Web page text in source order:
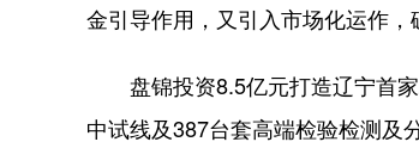
金引导作用，又引入市场化运作，
盘锦投资8.5亿元打造辽宁首家
中试线及387台套高端检验检测及